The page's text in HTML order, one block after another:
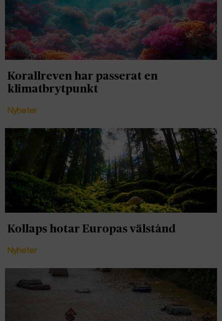
Korallreven har passerat en
klimatbrytpunkt
Nyheter
Kollaps hotar Europas välstånd
Nyheter